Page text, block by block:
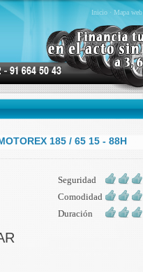
Inicio · Mapa web
185 / 65 15 - 88H
Seguridad
Comodidad
Duración